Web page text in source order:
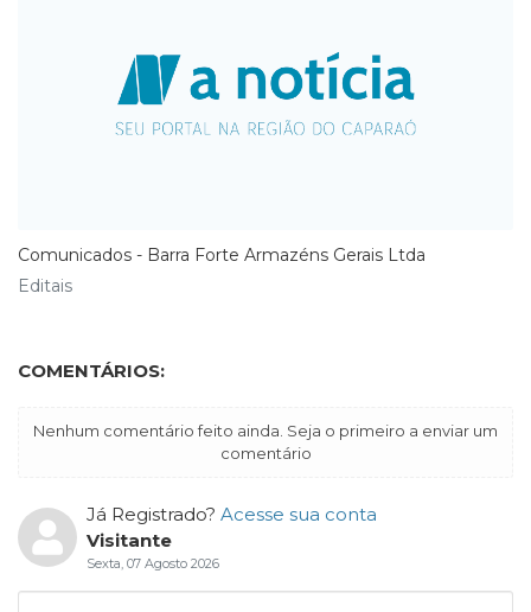
Comunicados - Barra Forte Armazéns Gerais Ltda
Editais
COMENTÁRIOS:
Nenhum comentário feito ainda. Seja o primeiro a enviar um
comentário
Já Registrado? Acesse sua conta
Visitante
Sexta, 07 Agosto 2026